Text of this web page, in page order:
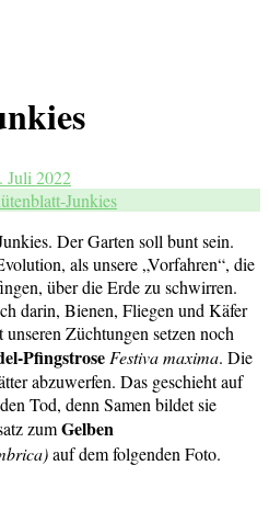
Juli 2022
Junkies
Der Garten soll bunt sein.
als unsere „Vorfahren“, die
über die Erde zu schwirren.
darin, Bienen, Fliegen und Käfer
Züchtungen setzen noch
Pfingstrose Festiva maxima. Die
abzuwerfen. Das geschieht auf
Tod, denn Samen bildet sie
zumGelben
auf dem folgenden Foto.